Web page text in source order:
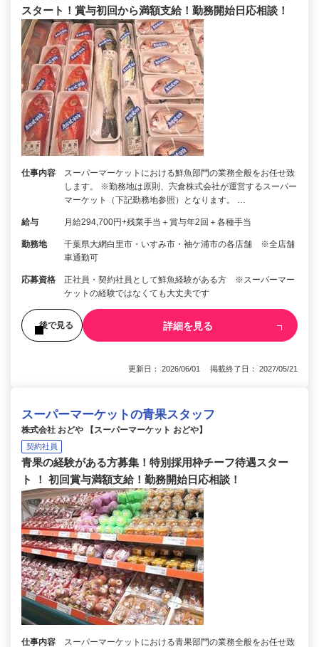
スタート！賞与初回から満額支給！勤務開始日応相談！
仕事内容
スーパーマーケットにおける鮮魚部門の業務全般をお任せ致
します。 ※勤務地は原則、宍倉株式会社が運営するスーパー
マーケット（下記勤務地参照）となります。 …
給与 月給294,700円+残業手当＋賞与年2回＋各種手当
勤務地
千葉県大網白里市・いすみ市・袖ケ浦市の各店舗 ※全店舗
車通勤可
応募資格
正社員・契約社員として鮮魚経験がある方 ※スーパーマー
ケットの経験ではなくても大丈夫です
後で見る 詳細を見る
更新日： 2026/06/01 掲載終了日： 2027/05/21
スーパーマーケットの青果スタッフ
株式会社 おどや 【スーパーマーケット おどや】
契約社員
青果の経験がある方募集！特別採用枠チーフ待遇スター
ト ！ 初回賞与満額支給！勤務開始日応相談！
仕事内容 スーパーマーケットにおける青果部門の業務全般をお任せ致